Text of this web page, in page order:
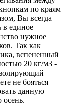
по краям
Вы всегда
в единое
нужное
Так как
вспененный
20 кг/м3 -
не бояться
данную
осень.